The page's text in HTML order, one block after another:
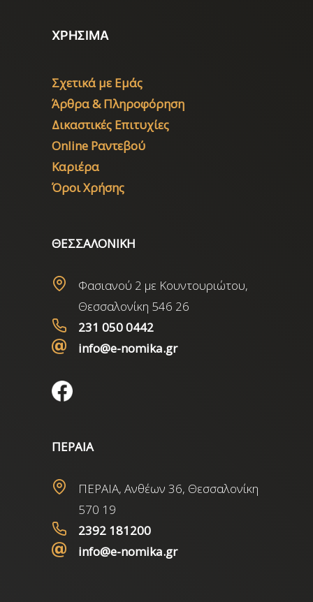
ΧΡΗΣΙΜΑ
Σχετικά με Εμάς
Άρθρα & Πληροφόρηση
Δικαστικές Επιτυχίες
Online Ραντεβού
Καριέρα
Όροι Χρήσης
ΘΕΣΣΑΛΟΝΙΚΗ
Φασιανού 2 με Κουντουριώτου,
Θεσσαλονίκη 546 26
231 050 0442
info@e-nomika.gr
ΠΕΡΑΙΑ
ΠΕΡΑΙΑ, Ανθέων 36, Θεσσαλονίκη
570 19
2392 181200
info@e-nomika.gr